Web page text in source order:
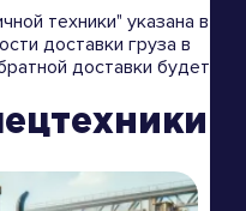
техники" указана в
доставки груза в
доставки будет